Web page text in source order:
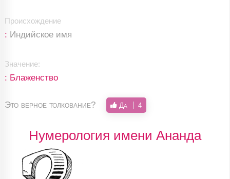
Происхождение
: Индийское имя
Значение:
: Блаженство
Это верное толкование? Да 4
Нумерология имени Ананда